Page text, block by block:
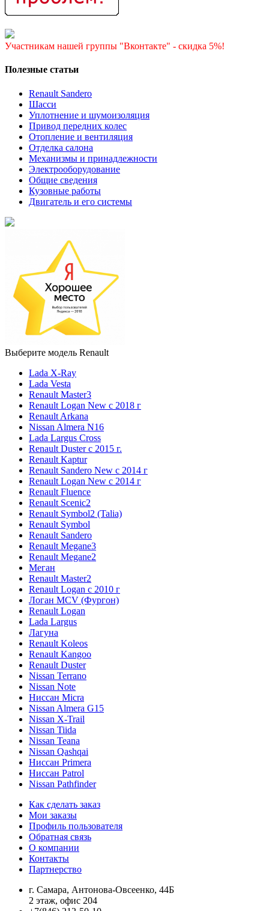
Участникам нашей группы "Вконтакте" - скидка 5%!
Полезные статьи
Renault Sandero
Шасси
Уплотнение и шумоизоляция
Привод передних колес
Отопление и вентиляция
Отделка салона
Механизмы и принадлежности
Электрооборудование
Общие сведения
Кузовные работы
Двигатель и его системы
Выберите модель Renault
Lada X-Ray
Lada Vesta
Renault Master3
Renault Logan New с 2018 г
Renault Arkana
Nissan Almera N16
Lada Largus Cross
Renault Duster с 2015 г.
Renault Kaptur
Renault Sandero New с 2014 г
Renault Logan New с 2014 г
Renault Fluence
Renault Scenic2
Renault Symbol2 (Talia)
Renault Symbol
Renault Sandero
Renault Megane3
Renault Megane2
Меган
Renault Master2
Renault Logan c 2010 г
Логан МСV (Фургон)
Renault Logan
Lada Largus
Лагуна
Renault Koleos
Renault Kangoo
Renault Duster
Nissan Terrano
Nissan Note
Ниссан Micra
Nissan Almera G15
Nissan X-Trail
Nissan Tiida
Nissan Teana
Nissan Qashqai
Ниссан Primera
Ниссан Patrol
Nissan Pathfinder
Как сделать заказ
Мои заказы
Профиль пользователя
Обратная связь
О компании
Контакты
Партнерство
г. Самара, Антонова-Овсеенко, 44Б
2 этаж, офис 204